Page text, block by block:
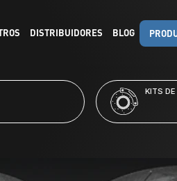
DISTRIBUIDORES BLOG
KITS DE